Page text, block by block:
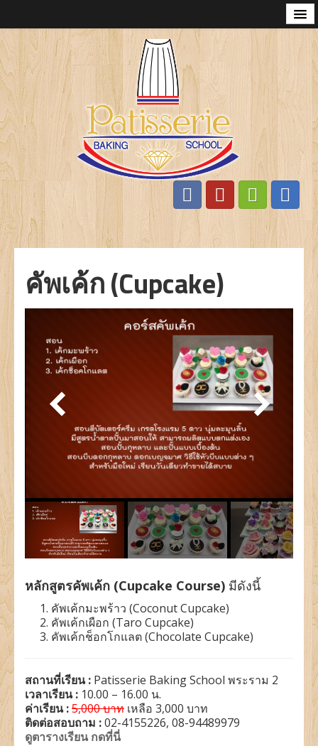
เก่ียวกับเรา
ทำไมต้องเรียนกับเรา
ปรัญญาของเรา
หลักสูตรการสอน
มาการอง (Macaron)
ขนมปัง (Bread)
ครัวซอง เดนิช (Croissant Danish)
คัพเค้ก (Cupcake)
มินิทาร์ต (Mini Tarts)
เค้กพื้นฐาน (Basic Cake)
เค้กชั้นสูง 2 (Advanced Cake 2)
ภาพผลงานของนักเรียน
การสมัครเรียน
ติดต่อเรา
คัพเค้ก (Cupcake)
หลักสูตรคัพเค้ก (Cupcake Course) มีดังนี้
คัพเค้กมะพร้าว (Coconut Cupcake)
คัพเค้กเผือก (Taro Cupcake)
คัพเค้กช็อกโกแลต (Chocolate Cupcake)
สถานที่เรียน : Patisserie Baking School พระราม 2
เวลาเรียน : 10.00 – 16.00 น.
ค่าเรียน :5,000 บาท เหลือ 3,000 บาท
ติดต่อสอบถาม :02-4155226, 08-94489979
ดูตารางเรียน กดที่นี่